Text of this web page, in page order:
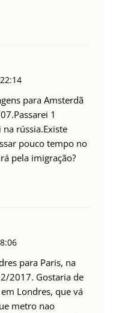
22:14
para Amsterdã
1
rússia.Existe
pouco tempo no
pela imigração?
8:06
para Paris, na
2017. Gostaria de
Londres, que vá
metro nao